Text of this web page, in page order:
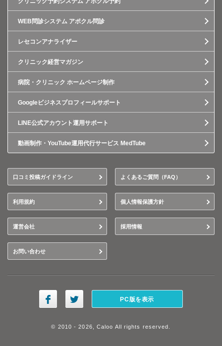
WEB問診システム アポクル問診
レセコンアナライザー
クリニック経営マガジン
病院・クリニック ホームページ制作
Googleビジネスプロフィールサポート
LINE公式アカウント運用サポート
動画制作・YouTube運用代行サービス MedTube
口コミ投稿ガイドライン よくあるご質問（FAQ）
利用規約 個人情報保護方針
運営会社 採用情報
お問い合わせ
PC版を表示
© 2010 - 2026, Caloo All rights reserved.